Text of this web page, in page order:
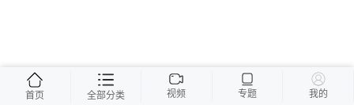
首页 全部分类 视频 专题 我的